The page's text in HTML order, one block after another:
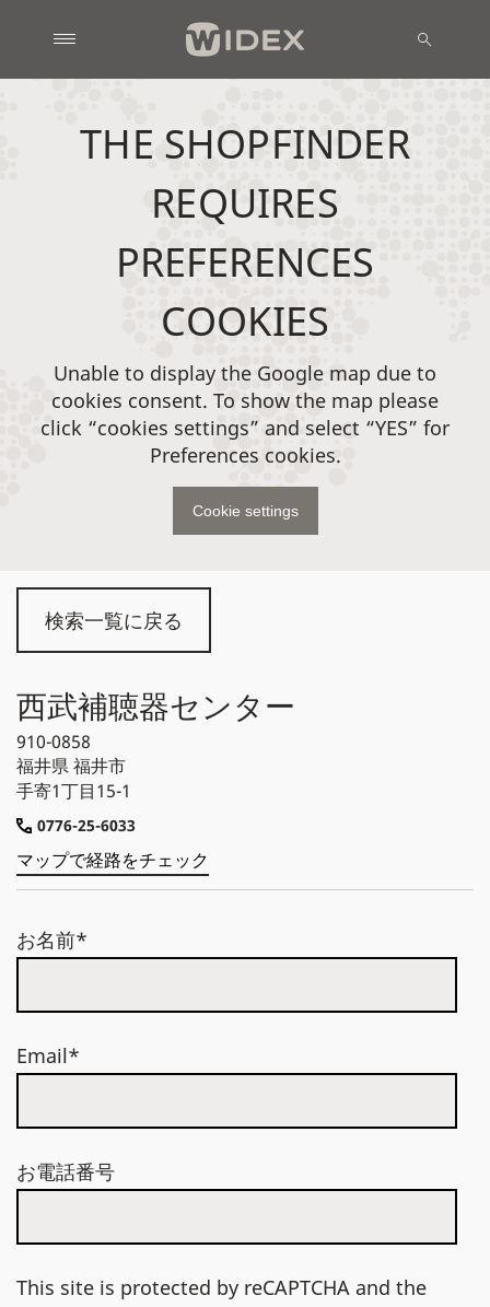
検索一覧に戻る
西武補聴器センター
910-0858
福井県福井市
手寄1丁目15-1
0776-25-6033
マップで経路をチェック
お名前*
Email*
お電話番号
This site is protected by reCAPTCHA and the
THE SHOPFINDER
REQUIRES
PREFERENCES
COOKIES
Unable to display the Google map due to
cookies consent. To show the map please
click “cookies settings” and select “YES” for
Preferences cookies.
Cookie settings